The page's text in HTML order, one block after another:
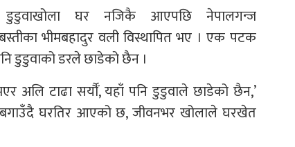
घर नजिकै आएपछि नेपालगन्ज
भीमबहादुर वली विस्थापित भए । एक पटक
डुडुवाको डरले छाडेको छैन ।
अलि टाढा सर्यौँ, यहाँ पनि डुडुवाले छाडेको छैन,’
घरतिर आएको छ, जीवनभर खोलाले घरखेत